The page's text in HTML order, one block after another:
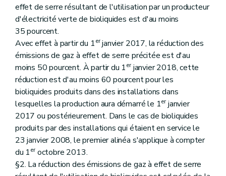
effet de serre résultant de l'utilisation par un producteur
d'électricité verte de bioliquides est d'au moins
35 pourcent.
Avec effet à partir du 1erjanvier 2017, la réduction des
émissions de gaz à effet de serre précitée est d'au
moins 50 pourcent. À partir du 1erjanvier 2018, cette
réduction est d'au moins 60 pourcent pour les
bioliquides produits dans des installations dans
lesquelles la production aura démarré le 1erjanvier
2017 ou postérieurement. Dans le cas de bioliquides
produits par des installations qui étaient en service le
23 janvier 2008, le premier alinéa s'applique à compter
du 1eroctobre 2013.
§2. La réduction des émissions de gaz à effet de serre